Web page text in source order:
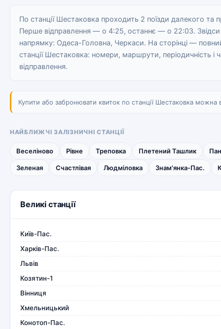
По станції Шестаковка проходить 2 поїзди далекого та
Перше відправлення — о 4:25, останнє — о 22:03. Звідси
напрямку: Одеса-Головна, Черкаси. На сторінці —
станції Шестаковка: номери, маршрути, періодичність і
відправлення.
Купити або забронювати квиток по станції Шестаковка можна
НАЙБЛИЖЧІ ЗАЛІЗНИЧНІ СТАНЦІЇ
Веселіново Рівне Треповка Плетений Ташлик
Зеленая Счастлівая Людміловка Знам'янка-Пас.
Великі станції
Київ-Пас.
Харків-Пас.
Львів
Козятин-1
Вінниця
Хмельницький
Конотоп-Пас.